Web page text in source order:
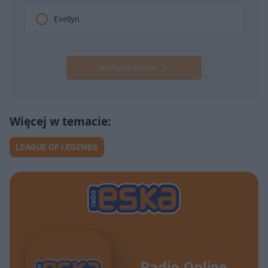
Evellyn
Następne pytanie
LEAGUE OF LEGENDS